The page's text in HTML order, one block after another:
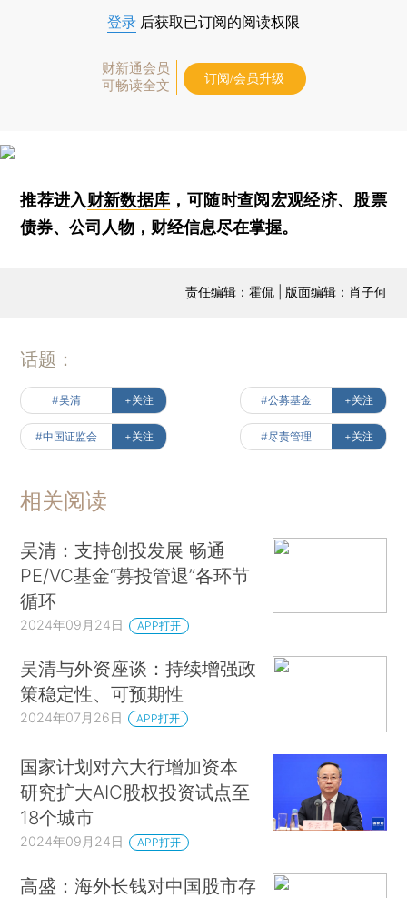
登录 后获取已订阅的阅读权限
财新通会员
可畅读全文
订阅/会员升级
推荐进入财新数据库 ，可随时查阅宏观经济、股票
债券、公司人物，财经信息尽在掌握。
责任编辑：霍侃 | 版面编辑：肖子何
话题：
#吴清 +关注 #公募基金 +关注
#中国证监会 +关注 #尽责管理 +关注
相关阅读
吴清：支持创投发展 畅通
PE/VC基金“募投管退”各环节
循环
2024年09月24日 APP打开
吴清与外资座谈：持续增强政
策稳定性、可预期性
2024年07月26日 APP打开
国家计划对六大行增加资本
研究扩大AIC股权投资试点至
18个城市
2024年09月24日 APP打开
高盛：海外长钱对中国股市存